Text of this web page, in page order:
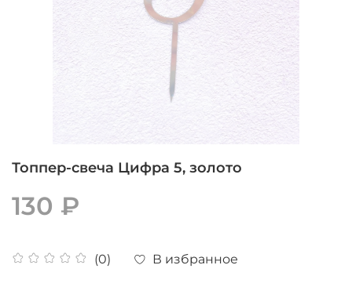
Топпер-свеча Цифра 5, золото
(0) В избранное
130 ₽